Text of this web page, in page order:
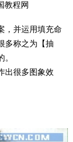
教程网
，并运用填充命
多称之为【抽
出很多图象效